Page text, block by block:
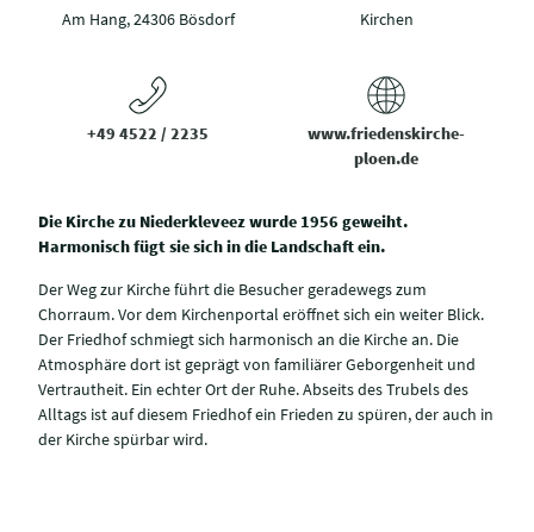
Am Hang, 24306 Bösdorf Kirchen
+49 4522 / 2235
www.friedenskirche-
ploen.de
Die Kirche zu Niederkleveez wurde 1956 geweiht.
Harmonisch fügt sie sich in die Landschaft ein.
Der Weg zur Kirche führt die Besucher geradewegs zum
Chorraum. Vor dem Kirchenportal eröffnet sich ein weiter Blick.
Der Friedhof schmiegt sich harmonisch an die Kirche an. Die
Atmosphäre dort ist geprägt von familiärer Geborgenheit und
Vertrautheit. Ein echter Ort der Ruhe. Abseits des Trubels des
Alltags ist auf diesem Friedhof ein Frieden zu spüren, der auch in
der Kirche spürbar wird.